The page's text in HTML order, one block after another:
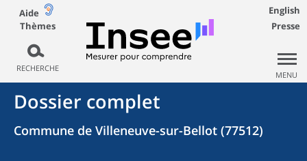
Aide
Thèmes
RECHERCHE
English
Presse
MENU
Dossier complet
Commune de Villeneuve-sur-Bellot (77512)